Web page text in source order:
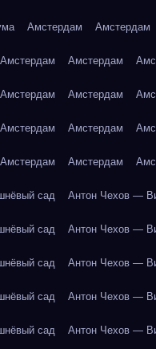
Амстердам Амстердам
Амстердам Амстердам
Амстердам Амстердам
Амстердам Амстердам
Амстердам Амстердам
сад Антон Чехов —
сад Антон Чехов —
сад Антон Чехов —
сад Антон Чехов —
сад Антон Чехов —